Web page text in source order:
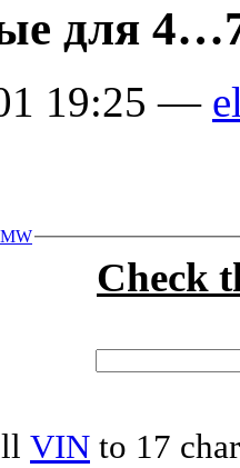
для
19:25 —
Check
VIN to 17